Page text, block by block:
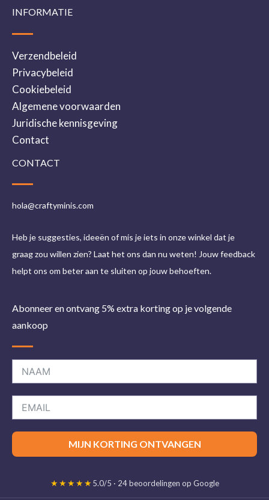
INFORMATIE
Verzendbeleid
Privacybeleid
Cookiebeleid
Algemene voorwaarden
Juridische kennisgeving
Contact
CONTACT
hola@craftyminis.com
Heb je suggesties, ideeën of mis je iets in onze winkel dat je
graag zou willen zien? Laat het ons dan nu weten! Jouw feedback
helpt ons om beter aan te sluiten op jouw behoeften.
Abonneer en ontvang 5% extra korting op je volgende
aankoop
MIJN KORTING ONTVANGEN
★★★★★ 5.0/5 · 24 beoordelingen op Google